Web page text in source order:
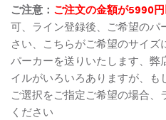
ご注意： ご注文の金額が5990
可、ライン登録後、ご希望の
さい、こちらがご希望のサイ
パーカーを送りいたします、弊
イルがいろいろありますが、
ご選択をご指定ご希望の場合
ください